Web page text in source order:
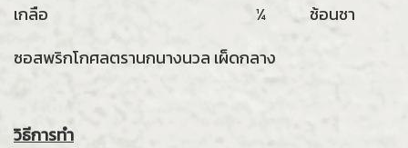
เกลือ ¼ ช้อนชา
ซอสพริกโกศลตรานกนางนวล เผ็ดกลาง
วิธีการทำ